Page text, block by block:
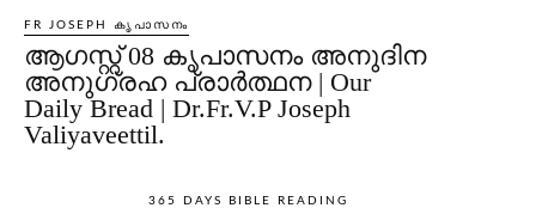
FR JOSEPH കൃപാസനം
ആഗസ്റ്റ് 08 കൃപാസനം അനുദിന
അനുഗ്രഹ പ്രാർത്ഥന | Our
Daily Bread | Dr.Fr.V.P Joseph
Valiyaveettil.
365 DAYS BIBLE READING